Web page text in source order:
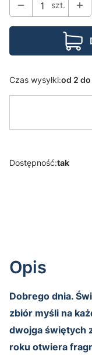
szt.
Czas wysyłki:od 2
Dostępność:tak
Opis
Dobrego dnia.
zbiór myśli na
dwojga świętych
roku otwiera